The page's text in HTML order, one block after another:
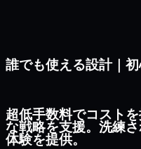
誰でも使える設計｜
超低手数料でコスト
な戦略を支援。洗練
体験を提供。